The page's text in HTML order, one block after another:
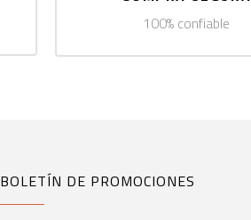
100% confiable
BOLETÍN DE PROMOCIONES